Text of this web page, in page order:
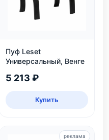
Пуф Leset
Универсальный, Венге
5 213 ₽
Купить
реклама